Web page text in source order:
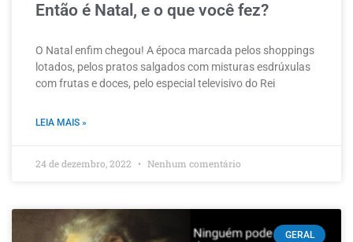
Então é Natal, e o que você fez?
O Natal enfim chegou! A época marcada pelos shoppings
lotados, pelos pratos salgados com misturas esdrúxulas
com frutas e doces, pelo especial televisivo do Rei
LEIA MAIS »
24 de dezembro, 2022 Nenhum comentário
GERAL